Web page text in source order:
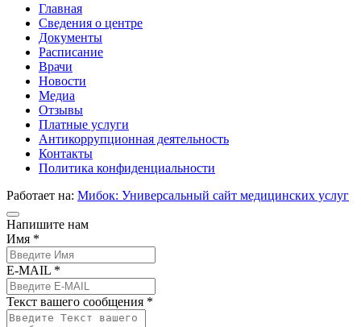
Главная
Сведения о центре
Документы
Расписание
Врачи
Новости
Медиа
Отзывы
Платные услуги
Антикоррупционная деятельность
Контакты
Политика конфиденциальности
Работает на: Мибок: Универсальный сайт медицинских услуг
Напишите нам
Имя *
E-MAIL *
Текст вашего сообщения *